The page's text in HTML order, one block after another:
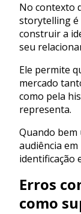
No contexto
storytelling é
construir a
seu
Ele permite
mercado
como pela
representa.
Quando
audiência
identificação
Erros
como